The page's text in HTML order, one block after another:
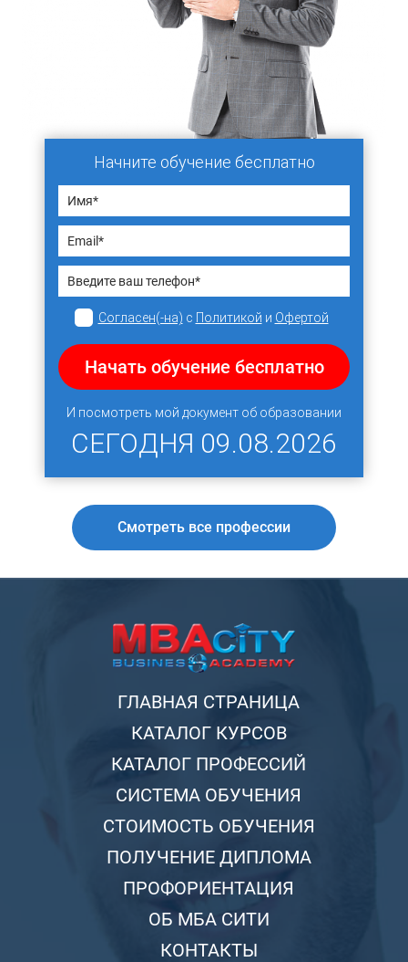
Начните обучение бесплатно
Согласен(-на) с Политикой и Офертой
Начать обучение бесплатно
И посмотреть мой документ об образовании
СЕГОДНЯ 09.08.2026
Смотреть все профессии
ГЛАВНАЯ СТРАНИЦА
КАТАЛОГ КУРСОВ
КАТАЛОГ ПРОФЕССИЙ
СИСТЕМА ОБУЧЕНИЯ
СТОИМОСТЬ ОБУЧЕНИЯ
ПОЛУЧЕНИЕ ДИПЛОМА
ПРОФОРИЕНТАЦИЯ
ОБ МБА СИТИ
КОНТАКТЫ